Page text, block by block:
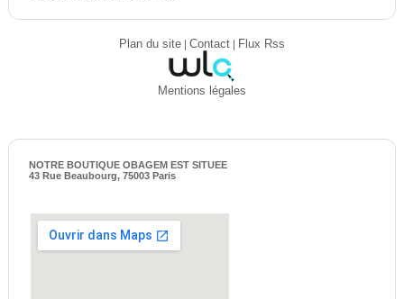
Plan du site| Contact| Flux Rss
Mentions légales
NOTRE BOUTIQUE OBAGEM EST SITUEE
43 Rue Beaubourg, 75003 Paris